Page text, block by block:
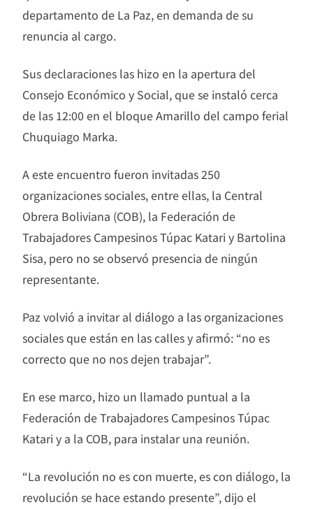
departamento de La Paz, en demanda de su
renuncia al cargo.
Sus declaraciones las hizo en la apertura del
Consejo Económico y Social, que se instaló cerca
de las 12:00 en el bloque Amarillo del campo ferial
Chuquiago Marka.
A este encuentro fueron invitadas 250
organizaciones sociales, entre ellas, la Central
Obrera Boliviana (COB), la Federación de
Trabajadores Campesinos Túpac Katari y Bartolina
Sisa, pero no se observó presencia de ningún
representante.
Paz volvió a invitar al diálogo a las organizaciones
sociales que están en las calles y afirmó: “no es
correcto que no nos dejen trabajar”.
En ese marco, hizo un llamado puntual a la
Federación de Trabajadores Campesinos Túpac
Katari y a la COB, para instalar una reunión.
“La revolución no es con muerte, es con diálogo, la
revolución se hace estando presente”, dijo el